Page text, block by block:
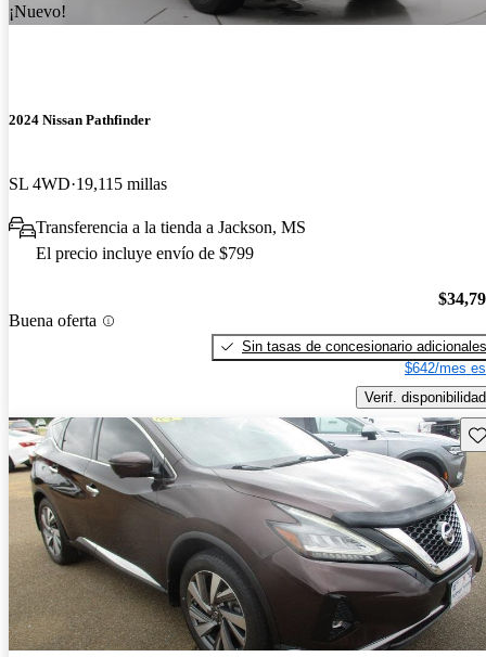
¡Nuevo!
2024 Nissan Pathfinder
SL 4WD 19,115 millas
Transferencia a la tienda a Jackson, MS
El precio incluye envío de $799
Buena oferta
Sin tasas de concesionario adicionales
$642/mes
Verif. disponibilidad